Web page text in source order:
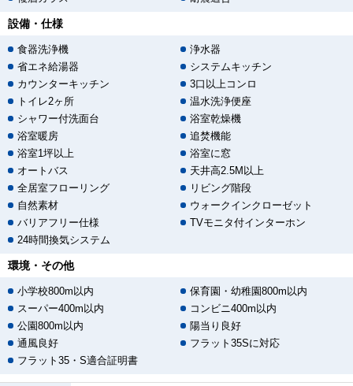
設備・仕様
食器洗浄機
浄水器
省エネ給湯器
システムキッチン
カウンターキッチン
3口以上コンロ
トイレ2ヶ所
温水洗浄便座
シャワー付洗面台
浴室乾燥機
浴室暖房
追焚機能
浴室1坪以上
浴室に窓
オートバス
天井高2.5M以上
全居室フローリング
リビング階段
自然素材
ウォークインクローゼット
バリアフリー仕様
TVモニタ付インターホン
24時間換気システム
環境・その他
小学校800m以内
保育園・幼稚園800m以内
スーパー400m以内
コンビニ400m以内
公園800m以内
陽当り良好
通風良好
フラット35Sに対応
フラット35・S適合証明書